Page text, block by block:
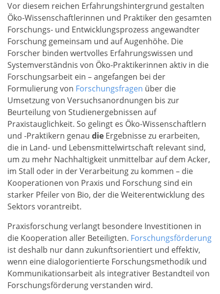
Vor diesem reichen Erfahrungshintergrund gestalten
Öko-Wissenschaftlerinnen und Praktiker den gesamten
Forschungs- und Entwicklungsprozess angewandter
Forschung gemeinsam und auf Augenhöhe. Die
Forscher binden wertvolles Erfahrungswissen und
Systemverständnis von Öko-Praktikerinnen aktiv in die
Forschungsarbeit ein – angefangen bei der
Formulierung von Forschungsfragen über die
Umsetzung von Versuchsanordnungen bis zur
Beurteilung von Studienergebnissen auf
Praxistauglichkeit. So gelingt es Öko-Wissenschaftlern
und -Praktikern genau die Ergebnisse zu erarbeiten,
die in Land- und Lebensmittelwirtschaft relevant sind,
um zu mehr Nachhaltigkeit unmittelbar auf dem Acker,
im Stall oder in der Verarbeitung zu kommen – die
Kooperationen von Praxis und Forschung sind ein
starker Pfeiler von Bio, der die Weiterentwicklung des
Sektors vorantreibt.
Praxisforschung verlangt besondere Investitionen in
die Kooperation aller Beteiligten. Forschungsförderung
ist deshalb nur dann zukunftsorientiert und effektiv,
wenn eine dialogorientierte Forschungsmethodik und
Kommunikationsarbeit als integrativer Bestandteil von
Forschungsförderung verstanden wird.